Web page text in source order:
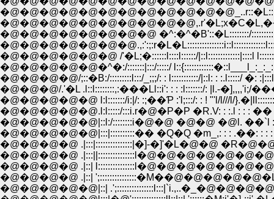
�@�@�@�@�@�@�@�@ �^:�^�B'::�L::::::::/
�@�@�@�@�@�@ /'�L;�::::::l::::l::::::/|::l:::::::::::::|::::l
�@�@�@�@�@�^�:/:::::::|:::/:::::/ l::{::::::::::::�::l___l_:_:_:./
�@�@�@�@/;::�B:/:::::::::l:::/_;;;/: : l:::::::::::/|::l: : :.l:::::/ �:
�@�@�@/.'�L .l::l::::::::,:���Ll::i': : : :l:::::::/: |l.-�],,,,'i;/
�@�@�@�@�@ l:l:::::::/i:|/: :;��Ƥ :'l;:::/: : ! "'l/l///l/
�@�@�@�@�@.l:l:::::/:::i.r�@�P�P �R.V: : :.l : : : �� ; ;.!
�@�@�@�@�@|::l:/::::::::i�@�@ �@�@ �@l. ��`l : :
�@�@�@�@�@|:::|::::::::::�� �Q�Q �m_,: : : .��: : : : : :
�@�@�@�@ .|:::|:::::::::::::::|�]-�]'�L�@�@
�@�@�@�@
�@�@�@�@ .|::|
�@�@�@�@ .|::|
�@�@�@�@�@|::|